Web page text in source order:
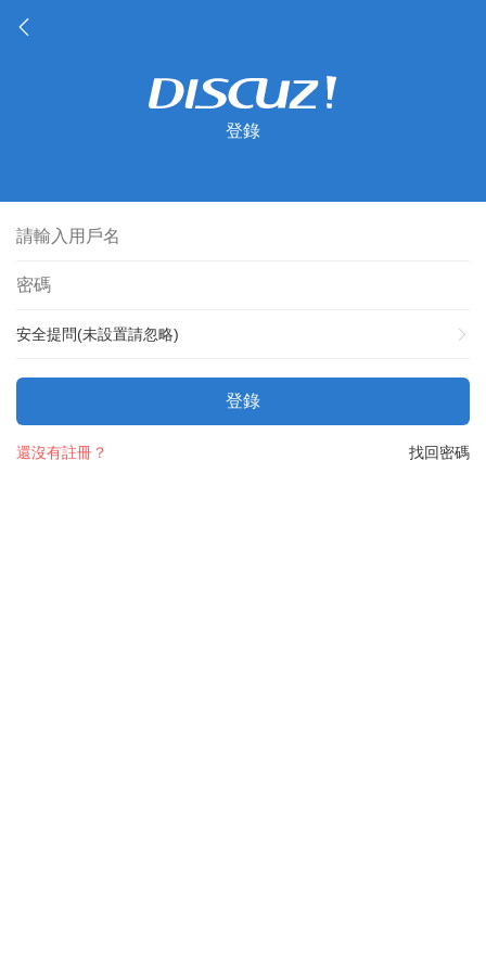
登錄
安全提問(未設置請忽略)
登錄
找回密碼
還沒有註冊？